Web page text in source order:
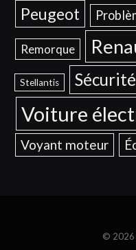
Peugeot
Remorque
Stellantis Sécurité
Voiture
Voyant moteur
© 2026